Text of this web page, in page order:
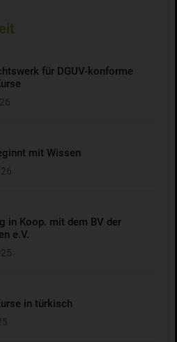
für DGUV-konforme
mit Wissen
in Koop. mit dem BV der
e.V.
in türkisch